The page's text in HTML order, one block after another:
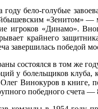
бело-голубые
«Зенитом» —
игроков «Динамо».
крайнего
завершилась победой
состоялся в том же
у болельщиков
Винокуров в
победного счета